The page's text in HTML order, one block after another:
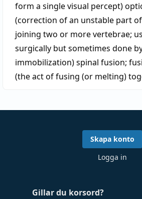
form a single visual percept)
(correction of an unstable part
joining two or more vertebrae;
surgically but sometimes done
immobilization)spinal fusion;
(the act of fusing (or melting)
Gillar du korsord?
Skapa konto
Logga in